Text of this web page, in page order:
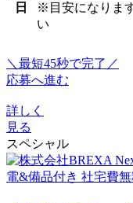
日
※目安になりま
い
＼最短45秒で完了／
応募へ進む
詳しく
見る
スペシャル